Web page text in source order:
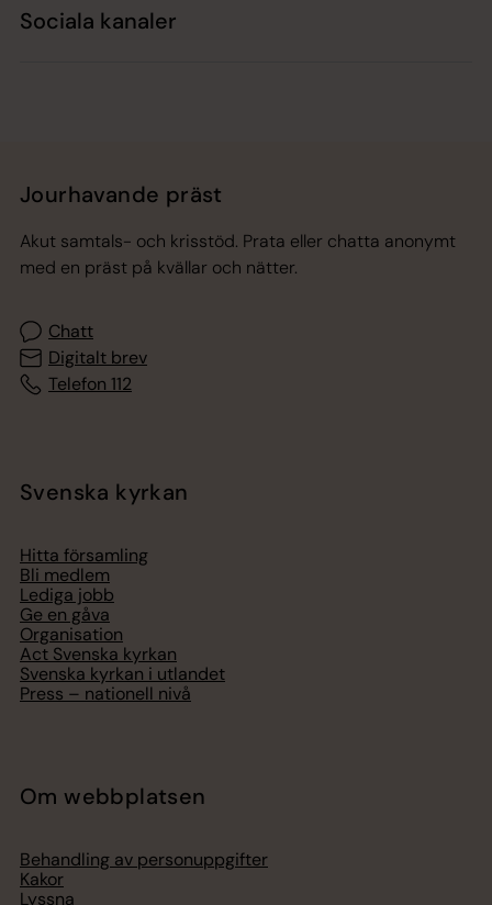
Sociala kanaler
Jourhavande präst
Akut samtals- och krisstöd. Prata eller chatta anonymt
med en präst på kvällar och nätter.
Chatt
Digitalt brev
Telefon 112
Svenska kyrkan
Hitta församling
Bli medlem
Lediga jobb
Ge en gåva
Organisation
Act Svenska kyrkan
Svenska kyrkan i utlandet
Press – nationell nivå
Om webbplatsen
Behandling av personuppgifter
Kakor
Lyssna